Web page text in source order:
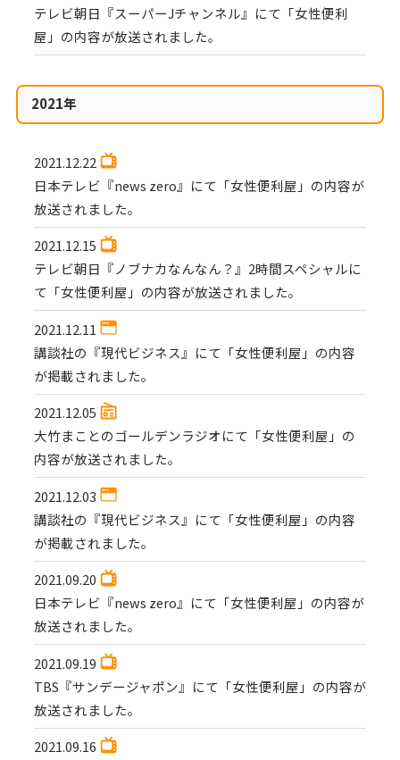
テレビ朝日『スーパーJチャンネル』にて「女性便利
屋」の内容が放送されました。
2021年
2021.12.22
日本テレビ『news zero』にて「女性便利屋」の内容が
放送されました。
2021.12.15
テレビ朝日『ノブナカなんなん？』2時間スペシャルに
て「女性便利屋」の内容が放送されました。
2021.12.11
講談社の『現代ビジネス』にて「女性便利屋」の内容
が掲載されました。
2021.12.05
大竹まことのゴールデンラジオにて「女性便利屋」の
内容が放送されました。
2021.12.03
講談社の『現代ビジネス』にて「女性便利屋」の内容
が掲載されました。
2021.09.20
日本テレビ『news zero』にて「女性便利屋」の内容が
放送されました。
2021.09.19
TBS『サンデージャポン』にて「女性便利屋」の内容が
放送されました。
2021.09.16